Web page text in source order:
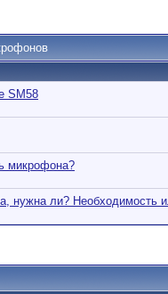
SM58
микрофона?
нужна ли? Необходимость